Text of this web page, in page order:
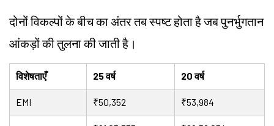
दोनों विकल्पों के बीच का अंतर तब स्पष्ट होता है जब पुनर्भुगतान
आंकड़ों की तुलना की जाती है।
विशेषताएँ 25 वर्ष 20 वर्ष
EMI ₹50,352 ₹53,984